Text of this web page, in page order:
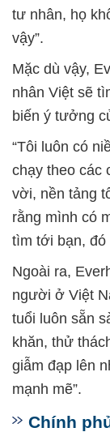
tư nhân, họ
vậy”.
Mặc dù vậy,
nhân Việt sẽ
biến ý tưởng
“Tôi luôn có
chạy theo các
vời, nền tảng
rằng mình có
tìm tới bạn, đó
Ngoài ra,
người ở Việt
tuổi luôn sẵn
khăn, thử
giẫm đạp lên
mạnh mẽ”.
Chính